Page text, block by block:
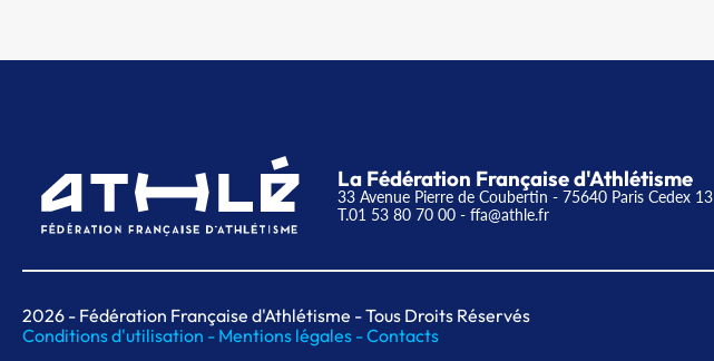
La Fédération Française d'Athlétisme
33 Avenue Pierre de Coubertin - 75640 Paris Cedex 13
T.01 53 80 70 00 - ffa@athle.fr
2026 - Fédération Française d'Athlétisme - Tous Droits Réservés
Conditions d'utilisation - Mentions légales -Contacts